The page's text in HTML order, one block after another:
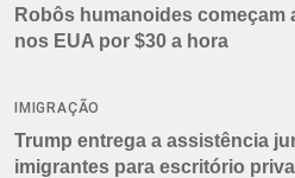
Robôs humanoides começam
nos EUA por $30 a hora
IMIGRAÇÃO
Trump entrega a assistência
imigrantes para escritório